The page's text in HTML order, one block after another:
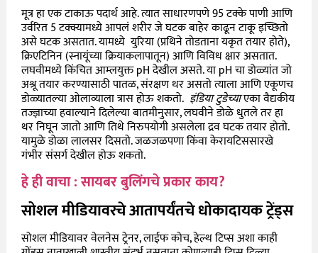
मूत्र हा एक टाकाऊ पदार्थ आहे. त्यात साधारणपणे 95 टक्के पाणी आणि
उर्वरित 5 टक्क्यामध्ये आपलं शरीर जे घटक बाहेर काढून टाकू इच्छितो
असे घटक असतात. यामध्ये युरिया (प्रथिने तोडताना यकृत तयार होते),
क्रिएटिनिन (स्नायूंच्या क्रियाकलापातून) आणि विविध क्षार असतात.
लघवीमध्ये किंचित आम्लयुक्त pH देखील असते. या pH चा डोळ्यांत जो
अश्रू तयार करण्यासाठी पातळ, संरक्षण थर असतो त्याला आणि एकूणच
डोळ्यातल्या ओलाव्याला त्रास होऊ शकतो. इंडिया टुडेच्याएका वैद्यकीय
तज्ज्ञाच्या हवाल्याने दिलेल्या बातमीनुसार, लघवीने डोळे धुतले तर हा
थर निघून जातो आणि तिथे निरुपयोगी असलेला द्रव घटक तयार होतो.
यामुळे डोळा लालसर दिसतो. जळजळपणा किंवा केरायटिससारखे
गंभीर संसर्ग देखील होऊ शकतो.
हे ही वाचा : सायबर बुलिंगचे प्रकार काय?
सोशल मीडियावरचे आतापर्यंतचे धोकादायक ट्रेंड्स
सोशल मीडियावर वेलनेस ट्रेनर, लाईफ कोच, हेल्थ टिप्स अशा काही